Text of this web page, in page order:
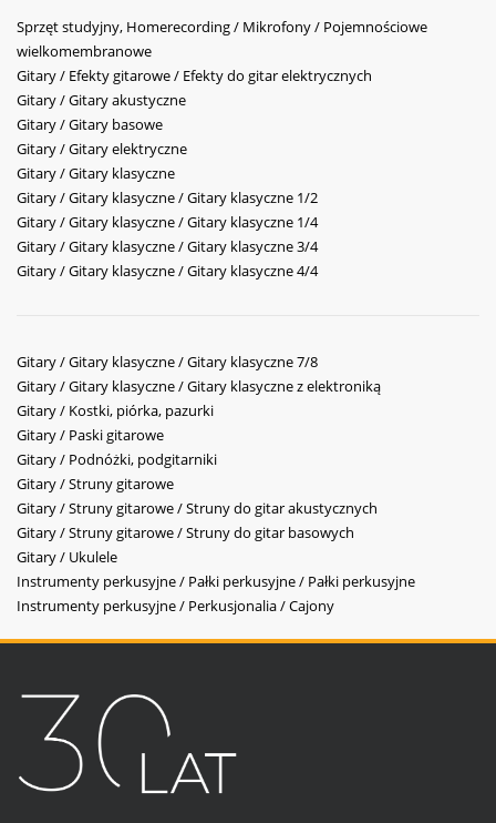
Sprzęt studyjny, Homerecording / Mikrofony / Pojemnościowe
wielkomembranowe
Gitary / Efekty gitarowe / Efekty do gitar elektrycznych
Gitary / Gitary akustyczne
Gitary / Gitary basowe
Gitary / Gitary elektryczne
Gitary / Gitary klasyczne
Gitary / Gitary klasyczne / Gitary klasyczne 1/2
Gitary / Gitary klasyczne / Gitary klasyczne 1/4
Gitary / Gitary klasyczne / Gitary klasyczne 3/4
Gitary / Gitary klasyczne / Gitary klasyczne 4/4
Gitary / Gitary klasyczne / Gitary klasyczne 7/8
Gitary / Gitary klasyczne / Gitary klasyczne z elektroniką
Gitary / Kostki, piórka, pazurki
Gitary / Paski gitarowe
Gitary / Podnóżki, podgitarniki
Gitary / Struny gitarowe
Gitary / Struny gitarowe / Struny do gitar akustycznych
Gitary / Struny gitarowe / Struny do gitar basowych
Gitary / Ukulele
Instrumenty perkusyjne / Pałki perkusyjne / Pałki perkusyjne
Instrumenty perkusyjne / Perkusjonalia / Cajony